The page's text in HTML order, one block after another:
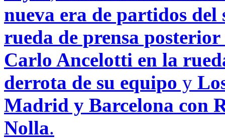
nueva era de partidos del
rueda de prensa
Carlo Ancelotti en la
derrota de su equipo y
Madrid y Barcelona con
Nolla.